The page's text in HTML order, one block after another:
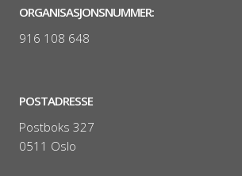
ORGANISASJONSNUMMER:
916 108 648
POSTADRESSE
Postboks 327
0511 Oslo